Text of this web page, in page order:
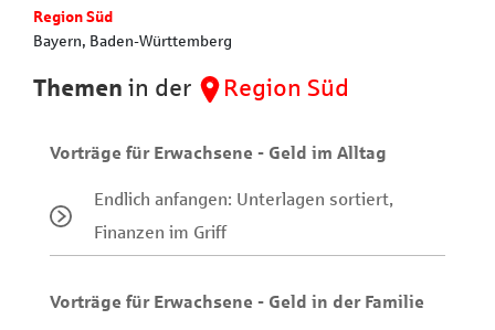
Region Süd
Bayern, Baden-Württemberg
Themen in der Region Süd
Vorträge für Erwachsene - Geld im Alltag
Endlich anfangen: Unterlagen sortiert,
Finanzen im Griff
Vorträge für Erwachsene - Geld in der Familie